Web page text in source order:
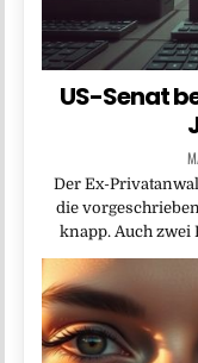
US-Senat
Der Ex-
die
knapp. Auch